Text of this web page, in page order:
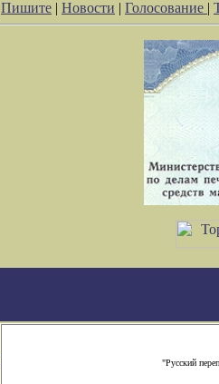
Пишите | Новости | Голосование |
"Русский